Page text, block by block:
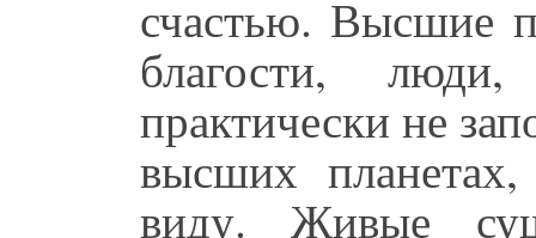
счастью. Высшие
благости,
практически не
высших
виду. Живые